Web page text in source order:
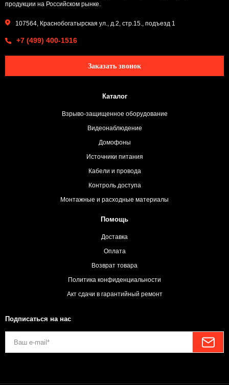
продукции на Российском рынке.
107564, Краснобогатырская ул., д.2, стр.15., подъезд 1
+7 (499) 400-1516
Заказать звонок
Каталог
Взрыво-защищенное оборудование
Видеонаблюдение
Домофоны
Источники питания
Кабели и провода
Контроль доступа
Монтажные и расходные материалы
Помощь
Доставка
Оплата
Возврат товара
Политика конфиденциальности
Акт сдачи в гарантийный ремонт
Подписаться на нас